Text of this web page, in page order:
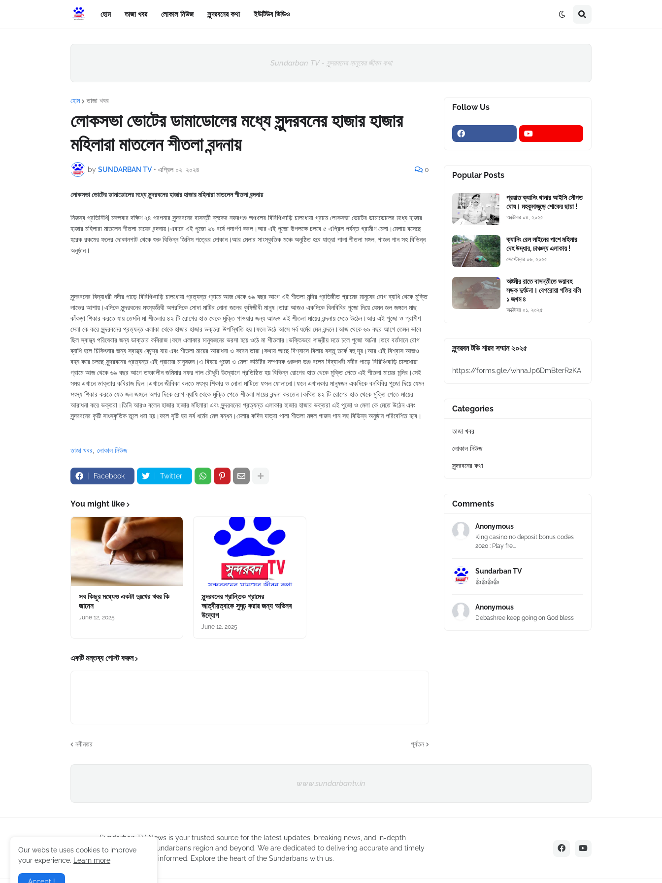
হোম তাজা খবর লোকাল নিউজ সুন্দরবনের কথা ইউটিউব ভিডিও
Sundarban TV - সুন্দরবনের মানুষের জীবন কথা
হোম তাজা খবর
লোকসভা ভোটের ডামাডোলের মধ্যে সুন্দরবনের হাজার হাজার
মহিলারা মাতলেন শীতলা বন্দনায়
by SUNDARBAN TV • এপ্রিল ০২, ২০২৪ 0
লোকসভা ভোটের ডামাডোলের মধ্যে সুন্দরবনের হাজার হাজার মহিলারা মাতলেন শীতলা বন্দনায়
নিজস্ব প্রতিনিধি| মঙ্গলবার দক্ষিণ ২৪ পরগনার সুন্দরবনের বাসন্তী ব্লকের নফরগঞ্জ অঞ্চলের বিরিঞ্চিবাড়ি চালধোয়া গ্রামে লোকসভা ভোটের ডামাডোলের মধ্যে হাজার
হাজার মহিলারা মাতলেন শীতলা মায়ের বন্দনায়।এবারে এই পুজো ৬৯ বর্ষে পদার্পণ করল।আর এই পুজো উপলক্ষে চলবে ৫ এপ্রিল পর্যন্ত গ্রামীণ মেলা।মেলায় বসেছে
হরেক রকমের ফলের দোকানপাট থেকে শুরু বিভিন্ন জিনিস পত্রের দোকান।আর মেলার সাংস্কৃতিক মঞ্চে অনুষ্ঠিত হবে যাত্রা পালা,শীতলা মঙ্গল, গাজন গান সহ বিভিন্ন
অনুষ্ঠান।
সুন্দরবনের বিদ্যাধরী নদীর পাড়ে বিরিঞ্চিবাড়ি চালধোয়া প্রত্যন্ত গ্রামে আজ থেকে ৬৯ বছর আগে এই শীতলা মন্দির প্রতিষ্ঠীত গ্রামের মানুষের রোগ ব্যাধি থেকে মুক্তি
লাভের আশায়।এদিকে সুন্দরবনের মৎস্যজীবী অপরদিকে সোদা মাটির নোনা জলের কৃষিজীবী মানুষ।তারা আজও একদিকে বিনবিবির পুজো দিয়ে যেমন জল জঙ্গলে মাছ
কাঁকড়া শিকার করতে যায় তেমনি মা শীতলার ৪২ টি রোগের হাত থেকে মুক্তি পাওয়ার জন্য আজও এই শীতলা মায়ের বন্দনায় মেতে উঠেন।আর এই পুজো ও গ্রামীণ
মেলা কে করে সুন্দরবনের প্রত্যন্ত এলাকা থেকে হাজার হাজার ভক্তরা উপস্থিতি হয়।ফলে উঠে আসে সর্ব ধর্মের মেল বন্দনে।আজ থেকে ৬৯ বছর আগে তেমন ভাবে
ছিল স্বাস্থ্য পরিষেবার জন্য ডাক্তার কবিরাজ।ফলে এলাকার মানুষজনের ভরসা হয়ে ওঠে মা শীতলার।ভক্তিভরে শাস্ত্রীয় মতে চলে পুজো অর্চনা।তবে বর্তমানে রোগ
ব্যাধি হলে চিকিৎসার জন্য স্বাস্থ্য কেন্দ্রে যায় এবং শীতলা মায়ের আরাধনা ও করেন তারা।কথায় আছে বিশ্বাসে বিলায় বস্তু তর্কে বহু দূর।আর এই বিশ্বাস আজও
বহন করে চলছে সুন্দরবনের প্রত্যন্ত এই গ্রামের মানুষজন।এ বিষয়ে পুজো ও মেলা কমিটির সম্পাদক গুরুপদ ভঞ্জ বলেন বিদ্যাধরী নদীর পাড়ে বিরিঞ্চিবাড়ি চালধোয়া
গ্রামে আজ থেকে ৬৯ বছর আগে তৎকালীন জমিমার নফর পাল চৌধূরী উদ্যোগে প্রতিষ্ঠিত হয় বিভিন্ন রোগের হাত থেকে মুক্তি পেতে এই শীতলা মায়ের মন্দির।সেই
সময় এখানে ডাক্তার কবিরাজ ছিল।এখানে জীবিকা বলতে মৎস্য শিকার ও নোনা মাটিতে ফসল ফোলানো।ফলে এখানকার মানুষজন একদিকে বনবিবির পুজো দিয়ে যেমন
মৎস্য শিকার করতে যেত জল জঙ্গলে অপর দিকে রোগ ব্যাধি থেকে মুক্তি পেতে শীতলা মায়ের বন্দনা করতেন।কথিত ৪২ টি রোগের হাত থেকে মুক্তি পেতে মায়ের
আরাধনা করে ভক্তরা।তিনি আরও বলেন হাজার হাজার মহিলারা এবং সুন্দরবনের প্রত্যন্ত এলাকার হাজার হাজার ভক্তরা এই পুজো ও মেলা কে মেতে উঠেন এবং
সুন্দরবনের কৃষ্টি সাংস্কৃতিক তুলে ধরা হয়।ফলে সৃষ্টি হয় সর্ব ধর্মের মেল বন্ধন।মেলার কদিন যাত্রা পালা শীতলা মঙ্গল গাজন গান সহ বিভিন্ন অনুষ্ঠান পরিবেশিত হবে।
তাজা খবর লোকাল নিউজ
Facebook Twitter
You might like
সব কিছুর মধ্যেও একটা দুঃখের খবর কি
জানেন
June 12, 2025
সুন্দরবনের প্রান্তিক গ্রামের
আত্বীয়ত্বাকে সুদৃঢ় করার জন্য অভিনব
উদ্যোগ
June 12, 2025
একটি মন্তব্য পোস্ট করুন
নবীনতর পূর্বতন
Follow Us
Popular Posts
প্রয়াত ক্যানিং থানার আইসি সৌগত
ঘোষ। মহকুমাজুড়ে শোকের ছায়া !
অক্টোবর ০৪, ২০২৫
ক্যানিং রেল লাইনের পাশে মহিলার
দেহ উদ্ধার, চাঞ্চল্য এলাকায় !
সেপ্টেম্বর ০৬, ২০২৫
অষ্টমীর রাতে বাসন্তীতে ভয়াবহ
সড়ক দুর্ঘটনা। বেপরোয়া গতির বলি
১ জখম ৪
অক্টোবর ০১, ২০২৫
সুন্দরবন টভি শারদ সম্মান ২০২৫
https://forms.gle/whnaJp6DmBterR2KA
Categories
তাজা খবর
লোকাল নিউজ
সুন্দরবনের কথা
Comments
Anonymous
King casino no deposit bonus codes
2020 : Play fre...
Sundarban TV
👍👍👍👍
Anonymous
Debashree keep going on God bless
www.sundarbantv.in
Sundarban TV News is your trusted source for the latest updates, breaking news, and in-depth
coverage of the Sundarbans region and beyond. We are dedicated to delivering accurate and timely
news to keep you informed. Explore the heart of the Sundarbans with us.
Our website uses cookies to improve
your experience.
Learn more